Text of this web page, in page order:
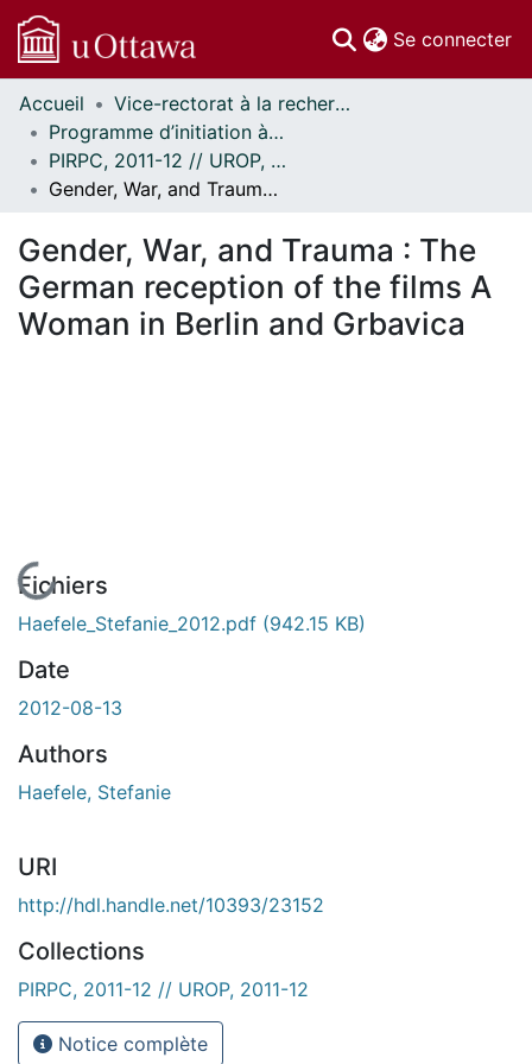
Se connecter
Communautés
et collections
Parcourir
Statistiques
À propos
Accueil
Vice-rectorat à la recherche // Office of the V-P, Research
Programme d’initiation à la recherche au premier cycle (PIRPC) // Undergraduate Research Opportunity Program (UROP)
PIRPC, 2011-12 // UROP, 2011-12
Gender, War, and Trauma : The German reception of the films A Woman in Berlin and Grbavica
Gender, War, and Trauma : The
German reception of the films A
Woman in Berlin and Grbavica
En cours de chargement...
Fichiers
Haefele_Stefanie_2012.pdf (942.15 KB)
Date
2012-08-13
Authors
Haefele, Stefanie
URI
http://hdl.handle.net/10393/23152
Collections
PIRPC, 2011-12 // UROP, 2011-12
Notice complète